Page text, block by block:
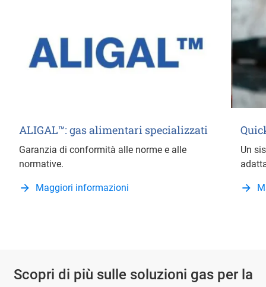
ALIGAL™: gas alimentari specializzati
Garanzia di conformità alle norme e alle
normative.
Maggiori informazioni
Un
Scopri di più sulle soluzioni gas per la